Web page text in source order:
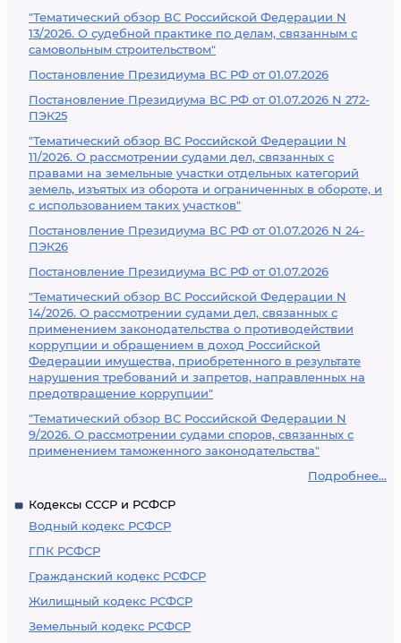
"Тематический обзор ВС Российской Федерации N
13/2026. О судебной практике по делам, связанным с
самовольным строительством"
Постановление Президиума ВС РФ от 01.07.2026
Постановление Президиума ВС РФ от 01.07.2026 N 272-
ПЭК25
"Тематический обзор ВС Российской Федерации N
11/2026. О рассмотрении судами дел, связанных с
правами на земельные участки отдельных категорий
земель, изъятых из оборота и ограниченных в обороте, и
с использованием таких участков"
Постановление Президиума ВС РФ от 01.07.2026 N 24-
ПЭК26
Постановление Президиума ВС РФ от 01.07.2026
"Тематический обзор ВС Российской Федерации N
14/2026. О рассмотрении судами дел, связанных с
применением законодательства о противодействии
коррупции и обращением в доход Российской
Федерации имущества, приобретенного в результате
нарушения требований и запретов, направленных на
предотвращение коррупции"
"Тематический обзор ВС Российской Федерации N
9/2026. О рассмотрении судами споров, связанных с
применением таможенного законодательства"
Подробнее...
Кодексы СССР и РСФСР
Водный кодекс РСФСР
ГПК РСФСР
Гражданский кодекс РСФСР
Жилищный кодекс РСФСР
Земельный кодекс РСФСР